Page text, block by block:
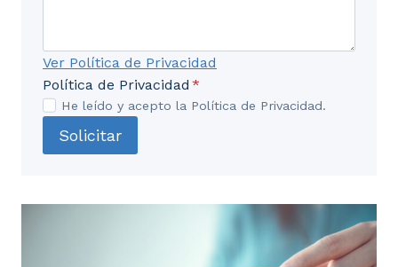
3.7. Analogías.
3.8. 4x4x4x.
3.9. CRE-IN.
Ver Política de Privacidad
Política de Privacidad *
He leído y acepto la Política de Privacidad.
Solicitar